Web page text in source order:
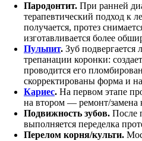
Пародонтит. При ранней
терапевтический подход к
получается, протез
изготавливается более
Пульпит. Зуб подвергается
трепанации коронки:
проводится его
скорректированы форма и
Кариес. На первом этапе
на втором — ремонт/замена
Подвижность зубов. После
выполняется переделка
Перелом корня/культи.